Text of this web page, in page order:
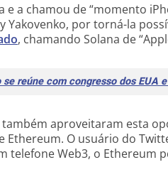
e a chamou de “momento
Yakovenko, por torná-la
, chamando Solana de
se reúne com congresso dos EUA
aproveitaram esta
Ethereum. O usuário do
telefone Web3, o Ethereum